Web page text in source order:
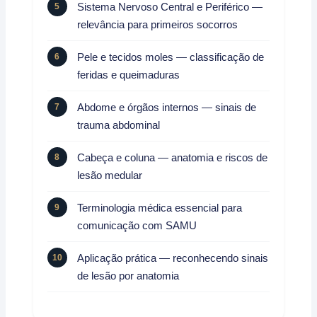
Sistema Nervoso Central e Periférico —
relevância para primeiros socorros
Pele e tecidos moles — classificação de
feridas e queimaduras
Abdome e órgãos internos — sinais de
trauma abdominal
Cabeça e coluna — anatomia e riscos de
lesão medular
Terminologia médica essencial para
comunicação com SAMU
Aplicação prática — reconhecendo sinais
de lesão por anatomia